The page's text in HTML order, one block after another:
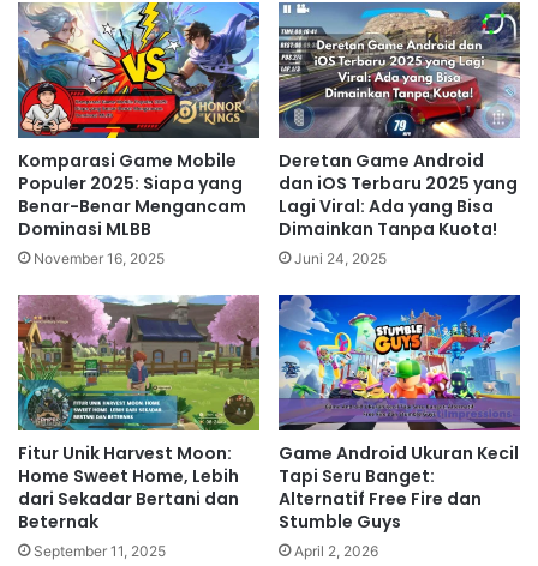
Komparasi Game Mobile
Populer 2025: Siapa yang
Benar-Benar Mengancam
Dominasi MLBB
November 16, 2025
Deretan Game Android
dan iOS Terbaru 2025 yang
Lagi Viral: Ada yang Bisa
Dimainkan Tanpa Kuota!
Juni 24, 2025
Fitur Unik Harvest Moon:
Home Sweet Home, Lebih
dari Sekadar Bertani dan
Beternak
September 11, 2025
Game Android Ukuran Kecil
Tapi Seru Banget:
Alternatif Free Fire dan
Stumble Guys
April 2, 2026